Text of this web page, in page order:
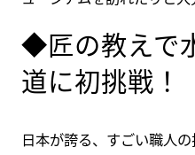
◆匠の教えで
道に初挑戦！
日本が誇る、すごい職人